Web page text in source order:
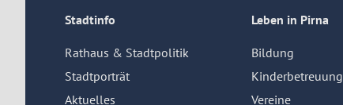
Stadtinfo
Rathaus & Stadtpolitik
Stadtporträt
Aktuelles
Leben in Pirna
Bildung
Kinderbetreuung
Vereine